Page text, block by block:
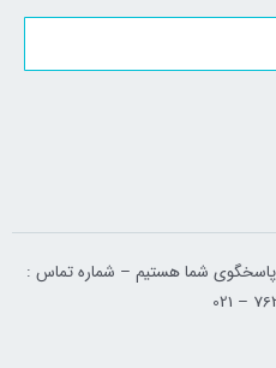
شبانه‌روز پاسخگوی شما هستیم – شماره تماس :